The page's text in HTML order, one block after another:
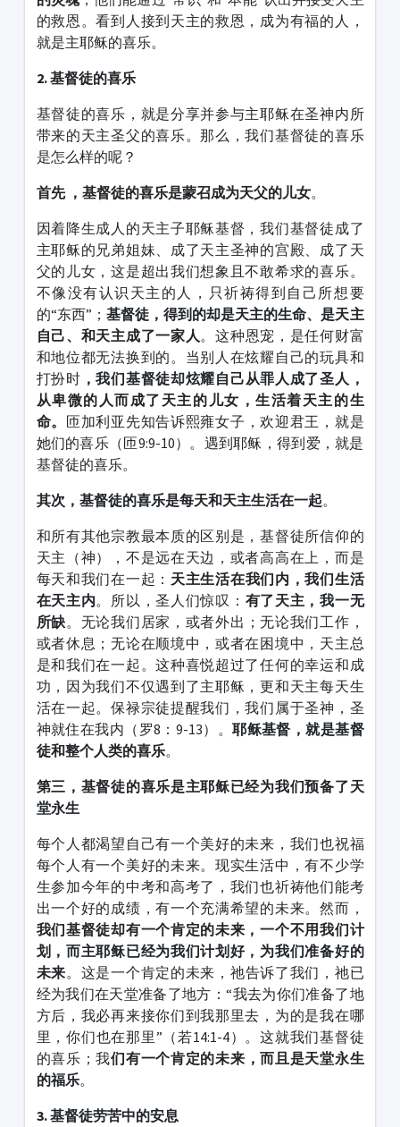
的救恩。看到人接到天主的救恩，成为有福的人，
就是主耶稣的喜乐。
2. 基督徒的喜乐
基督徒的喜乐，就是分享并参与主耶稣在圣神内所
带来的天主圣父的喜乐。那么，我们基督徒的喜乐
是怎么样的呢？
首先 ，基督徒的喜乐是蒙召成为天父的儿女。
因着降生成人的天主子耶稣基督，我们基督徒成了
主耶稣的兄弟姐妹、成了天主圣神的宫殿、成了天
父的儿女，这是超出我们想象且不敢希求的喜乐。
不像没有认识天主的人，只祈祷得到自己所想要
的“东西”； 基督徒，得到的却是天主的生命、是天主
自己、和天主成了一家人 。这种恩宠，是任何财富
和地位都无法换到的。当别人在炫耀自己的玩具和
打扮时 ，我们基督徒却炫耀自己从罪人成了圣人，
从卑微的人而成了天主的儿女，生活着天主的生
命。 匝加利亚先知告诉熙雍女子，欢迎君王，就是
她们的喜乐（匝9:9-10）。遇到耶稣，得到爱，就是
基督徒的喜乐。
其次，基督徒的喜乐是每天和天主生活在一起。
和所有其他宗教最本质的区别是，基督徒所信仰的
天主（神），不是远在天边，或者高高在上，而是
每天和我们在一起： 天主生活在我们内，我们生活
在天主内。所以，圣人们惊叹： 有了天主，我一无
所缺。无论我们居家，或者外出；无论我们工作，
或者休息；无论在顺境中，或者在困境中，天主总
是和我们在一起。这种喜悦超过了任何的幸运和成
功，因为我们不仅遇到了主耶稣，更和天主每天生
活在一起。保禄宗徒提醒我们，我们属于圣神，圣
神就住在我内（罗8：9-13）。耶稣基督，就是基督
徒和整个人类的喜乐。
第三，基督徒的喜乐是主耶稣已经为我们预备了天
堂永生
每个人都渴望自己有一个美好的未来，我们也祝福
每个人有一个美好的未来。现实生活中，有不少学
生参加今年的中考和高考了，我们也祈祷他们能考
出一个好的成绩，有一个充满希望的未来。然而，
我们基督徒却有一个肯定的未来，一个不用我们计
划，而主耶稣已经为我们计划好，为我们准备好的
未来。这是一个肯定的未来，祂告诉了我们，祂已
经为我们在天堂准备了地方：“我去为你们准备了地
方后，我必再来接你们到我那里去，为的是我在哪
里，你们也在那里”（若14:1-4）。这就我们基督徒
的喜乐；我们有一个肯定的未来，而且是天堂永生
的福乐。
3. 基督徒劳苦中的安息